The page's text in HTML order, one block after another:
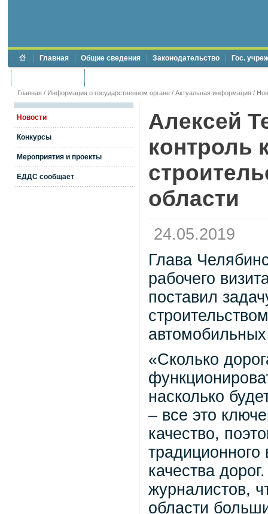
Главная Общие сведения Законодательство Гос.
Главная / Информация о государственном органе / Актуальная информация /
Новости
Конкурсы
Мероприятия и проекты
ЕДДС сообщает
Алексей
контроль
области
24.05.2019
Глава
рабочего
поставил
автомобильных
«Сколько
насколько
– все это
качество,
традиционного
качества
журналистов,
области